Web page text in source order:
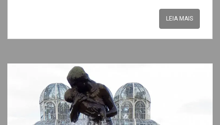
LEIA MAIS